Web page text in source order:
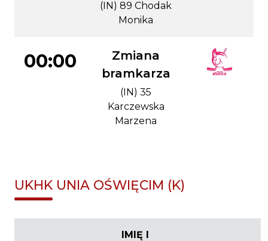
(IN) 89 Chodak
Monika
00:00
Zmiana
bramkarza
(IN) 35
Karczewska
Marzena
UKHK UNIA OŚWIĘCIM (K)
IMIĘ I